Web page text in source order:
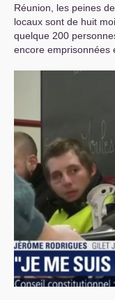
Réunion, les peines
locaux sont de huit
quelque 200
encore emprisonnées